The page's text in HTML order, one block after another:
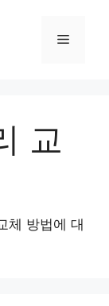
메
교
체 방법에 대